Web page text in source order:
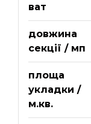
ват
довжина
секції / мп
площа
укладки /
м.кв.